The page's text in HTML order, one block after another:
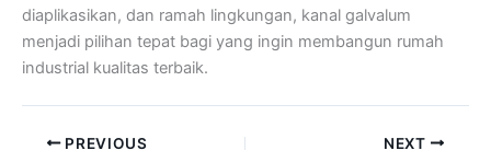
diaplikasikan, dan ramah lingkungan, kanal galvalum
menjadi pilihan tepat bagi yang ingin membangun rumah
industrial kualitas terbaik.
PREVIOUS NEXT